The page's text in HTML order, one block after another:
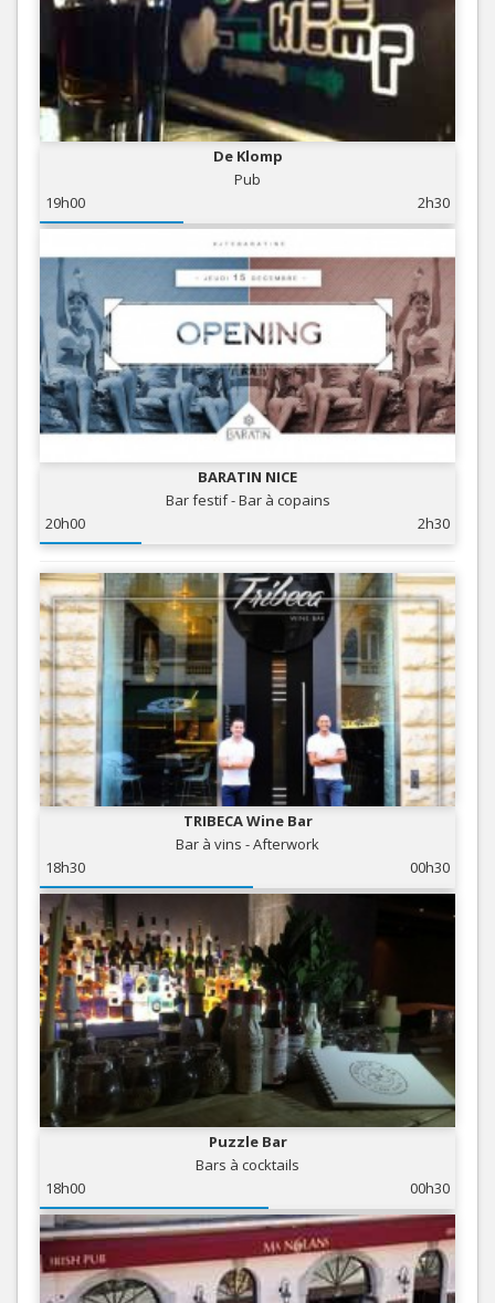
De Klomp
Pub
19h00
2h30
BARATIN NICE
Bar festif - Bar à copains
20h00
2h30
TRIBECA Wine Bar
Bar à vins - Afterwork
18h30
00h30
Puzzle Bar
Bars à cocktails
18h00
00h30